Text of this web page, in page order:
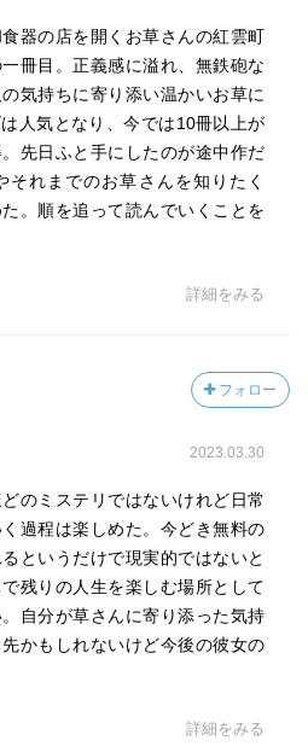
器の店を開くお草さんの紅雲町
冊目。正義感に溢れ、無鉄砲な
気持ちに寄り添い温かいお草に
人気となり、今では10冊以上が
先日ふと手にしたのが途中作だ
それまでのお草さんを知りたく
。順を追って読んでいくことを
詳細をみる
フォロー
2023.03.30
のミステリではないけれど日常
過程は楽しめた。今どき無料の
というだけで現実的ではないと
残りの人生を楽しむ場所として
自分が草さんに寄り添った気持
かもしれないけど今後の彼女の
詳細をみる